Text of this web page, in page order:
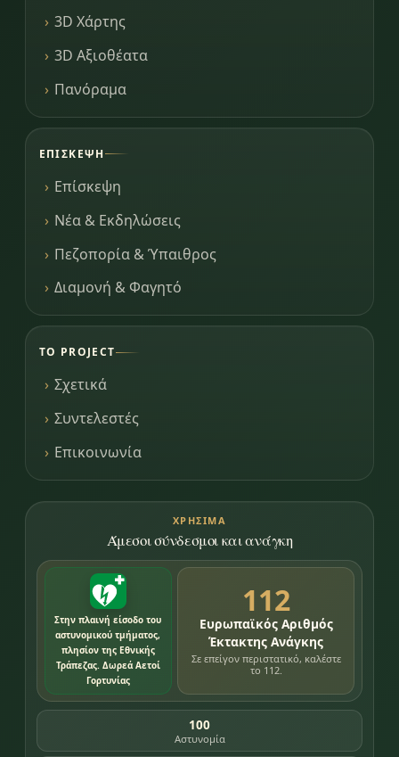
3D Χάρτης
3D Αξιοθέατα
Πανόραμα
ΕΠΊΣΚΕΨΗ
Επίσκεψη
Νέα & Εκδηλώσεις
Πεζοπορία & Ύπαιθρος
Διαμονή & Φαγητό
ΤΟ PROJECT
Σχετικά
Συντελεστές
Επικοινωνία
ΧΡΉΣΙΜΑ
Άμεσοι σύνδεσμοι και ανάγκη
Στην πλαινή είσοδο του
αστυνομικού τμήματος,
πλησίον της Εθνικής
Τράπεζας. Δωρεά Αετοί
Γορτυνίας
112
Ευρωπαϊκός Αριθμός
Έκτακτης Ανάγκης
Σε επείγον περιστατικό, καλέστε
το 112.
100
Αστυνομία